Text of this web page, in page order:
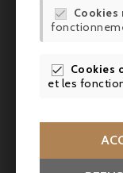
 Cookies
 Cookies
et les